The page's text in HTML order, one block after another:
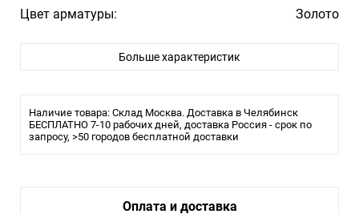
Цвет арматуры:
Золото
Тип светильника:
Настольная лампа
Больше характеристик
Наличие товара: Склад Москва. Доставка в Челябинск
БЕСПЛАТНО 7-10 рабочих дней, доставка Россия - срок по
запросу, >50 городов бесплатной доставки
Оплата и доставка